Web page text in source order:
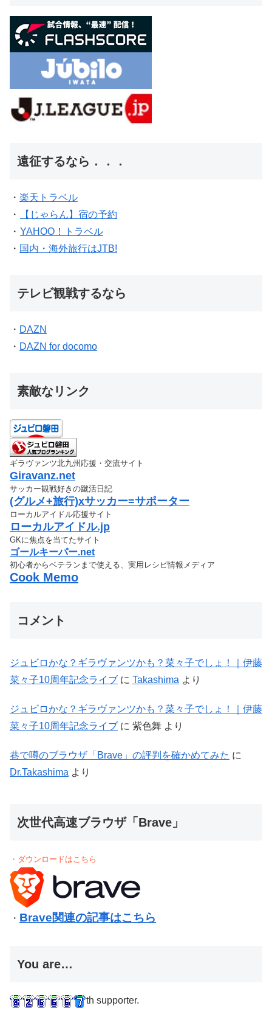
遠征するなら．．．
・ 楽天トラベル
・
【じゃらん】宿の予約
・ YAHOO！トラベル
・ 国内・海外旅行はJTB!
テレビ観戦するなら
・ DAZN
・ DAZN for docomo
素敵なリンク
ギラヴァンツ北九州応援・交流サイト
Giravanz.net
サッカー観戦好きの蹴活日記
(グルメ+旅行)xサッカー=サポーター
ローカルアイドル応援サイト
ローカルアイドル.jp
GKに焦点を当てたサイト
ゴールキーパー.net
初心者からベテランまで使える、実用レシピ情報メディア
Cook Memo
コメント
ジュビロかな？ギラヴァンツかも？菜々子でしょ！｜伊藤
菜々子10周年記念ライブ に Takashima より
ジュビロかな？ギラヴァンツかも？菜々子でしょ！｜伊藤
菜々子10周年記念ライブ に 紫色舞 より
巷で噂のブラウザ「Brave」の評判を確かめてみた に
Dr.Takashima より
次世代高速ブラウザ「Brave」
・ダウンロードはこちら
・ Brave関連の記事はこちら
You are…
th supporter.